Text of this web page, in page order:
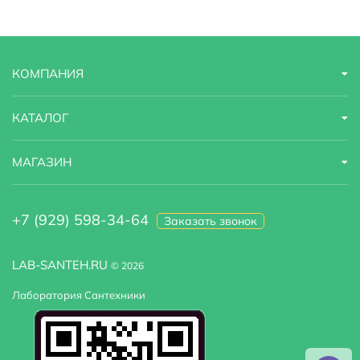
Высота мм. 100
LAB-SANTEH.RU © 2026
Лаборатория Сантехники
КОМПАНИЯ
КАТАЛОГ
МАГАЗИН
+7 (929) 598-34-64 Заказать звонок